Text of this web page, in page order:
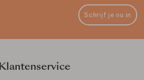
Schrijf je nu in
Klantenservice